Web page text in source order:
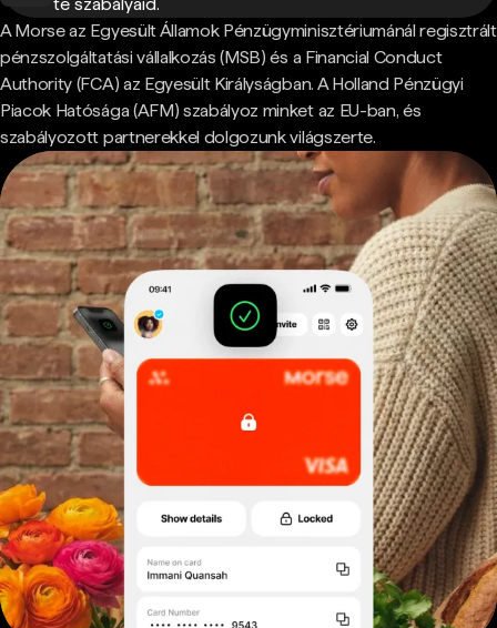
A Morse az Egyesült Államok Pénzügyminisztériumánál regisztrált
pénzszolgáltatási vállalkozás (MSB) és a Financial Conduct
Authority (FCA) az Egyesült Királyságban. A Holland Pénzügyi
Piacok Hatósága (AFM) szabályoz minket az EU-ban, és
szabályozott partnerekkel dolgozunk világszerte.